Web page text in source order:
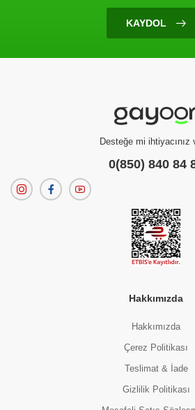
Ürün
KAYDOL
Desteğe mi ihtiyacınız
0(850) 840 84
Hakkımızda
Hakkımızda
Çerez Politikası
Teslimat & İade
Gizlilik Politikası